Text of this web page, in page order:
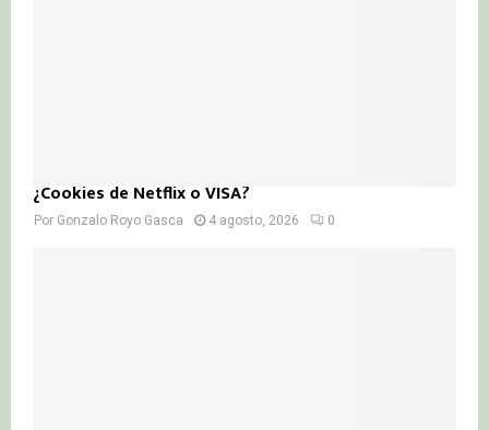
¿Cookies de Netflix o VISA?
Por Gonzalo Royo Gasca 4 agosto, 2026 0